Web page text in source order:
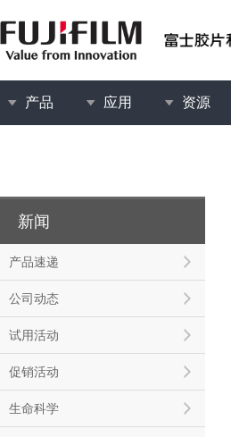
产品 应用 资源
新闻
产品速递
公司动态
试用活动
促销活动
生命科学